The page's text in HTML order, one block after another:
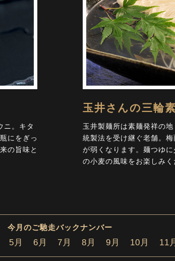
ニ。キタ
にをぎっ
の旨味と
玉井さんの三輪
玉井製麺所は素麺発祥の
統製法を受け継ぐ老舗。
が弱くなります。麺つゆ
の小麦の風味をお楽しみく
今月のご馳走バックナンバー
5月 6月 7月 8月 9月 10月 11月